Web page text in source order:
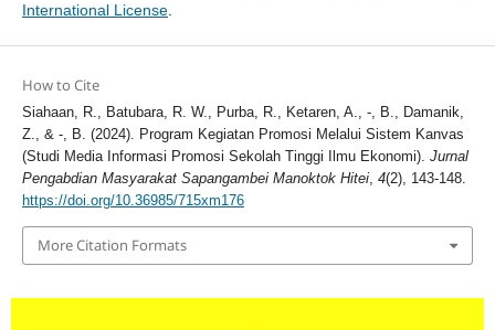
International License.
How to Cite
Siahaan, R., Batubara, R. W., Purba, R., Ketaren, A., -, B., Damanik,
Z., & -, B. (2024). Program Kegiatan Promosi Melalui Sistem Kanvas
(Studi Media Informasi Promosi Sekolah Tinggi Ilmu Ekonomi). Jurnal
Pengabdian Masyarakat Sapangambei Manoktok Hitei, 4(2), 143-148.
https://doi.org/10.36985/715xm176
More Citation Formats